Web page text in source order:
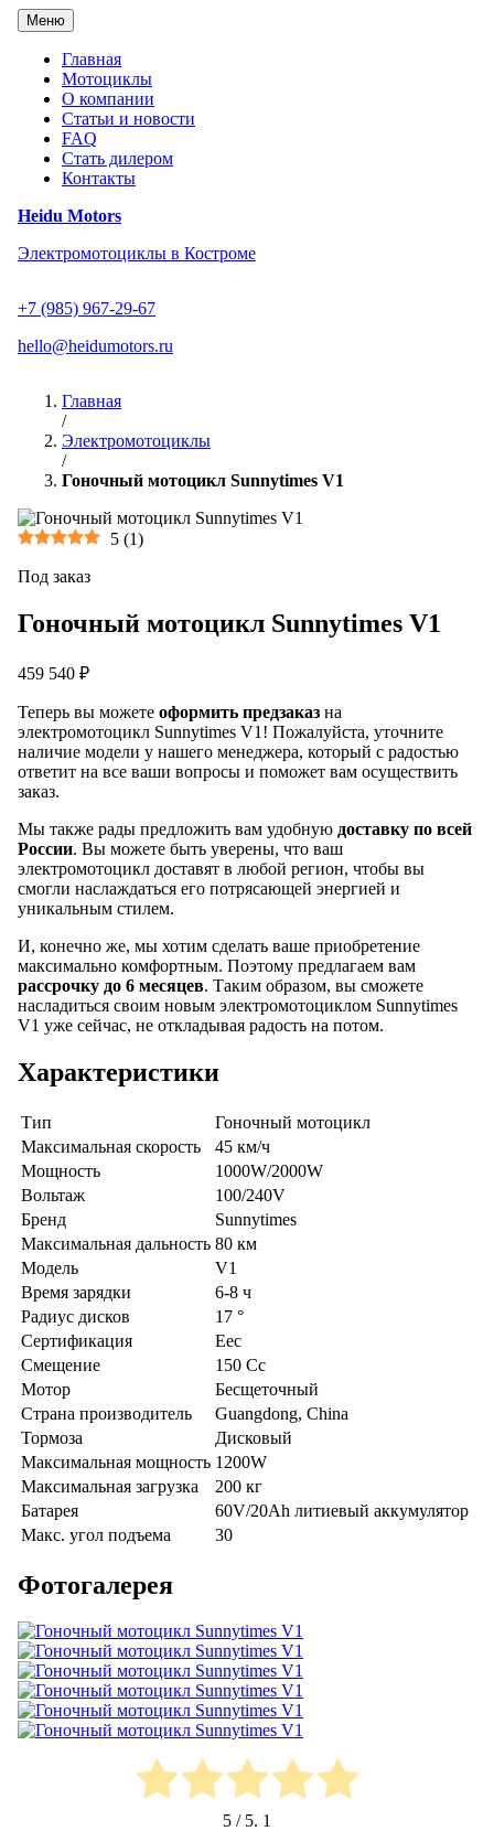
Перейти
содержанию
Heidu Motors
Электромотоциклы в Костроме
+7 (985) 967-29-67
hello@heidumotors.ru
Меню
Главная
Мотоциклы
О компании
Статьи и новости
FAQ
Стать дилером
Контакты
Главная
/
Электромотоциклы
/
Гоночный мотоцикл Sunnytimes V1
5 (1)
Под заказ
Гоночный мотоцикл Sunnytimes V1
459 540 ₽
Теперь вы можете оформить предзаказ на
электромотоцикл Sunnytimes V1! Пожалуйста, уточните
наличие модели у нашего менеджера, который с радостью
ответит на все ваши вопросы и поможет вам осуществить
заказ.
Мы также рады предложить вам удобную доставку по всей
России. Вы можете быть уверены, что ваш
электромотоцикл доставят в любой регион, чтобы вы
смогли наслаждаться его потрясающей энергией и
уникальным стилем.
И, конечно же, мы хотим сделать ваше приобретение
максимально комфортным. Поэтому предлагаем вам
рассрочку до 6 месяцев. Таким образом, вы сможете
насладиться своим новым электромотоциклом Sunnytimes
V1 уже сейчас, не откладывая радость на потом.
Характеристики
Тип
Гоночный мотоцикл
Максимальная скорость
45 км/ч
Мощность
1000W/2000W
Вольтаж
100/240V
Бренд
Sunnytimes
Максимальная дальность 80 км
Модель
V1
Время зарядки
6-8 ч
Радиус дисков
17 °
Сертификация
Eec
Смещение
150 Cc
Мотор
Бесщеточный
Страна производитель
Guangdong, China
Тормоза
Дисковый
Максимальная мощность 1200W
Максимальная загрузка
200 кг
Батарея
60V/20Ah литиевый аккумулятор
Макс. угол подъема
30
Фотогалерея
5 / 5. 1